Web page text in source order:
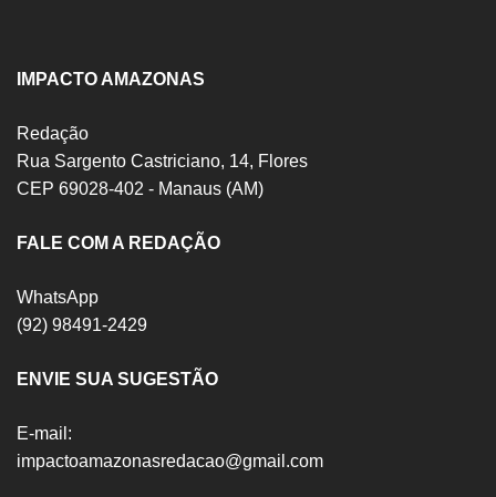
IMPACTO AMAZONAS
Redação
Rua Sargento Castriciano, 14, Flores
CEP 69028-402 - Manaus (AM)
FALE COM A REDAÇÃO
WhatsApp
(92) 98491-2429
ENVIE SUA SUGESTÃO
E-mail:
impactoamazonasredacao@gmail.com